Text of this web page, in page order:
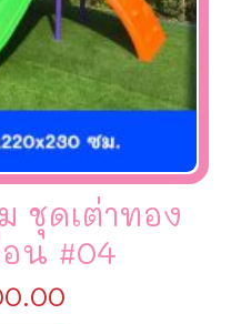
ชุดเต่าทอง
อน #04